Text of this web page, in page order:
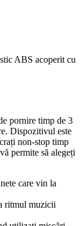
ABS acoperit cu
pornire timp de 3
Dispozitivul este
non-stop timp
permite să alegeți
care vin la
ritmul muzicii